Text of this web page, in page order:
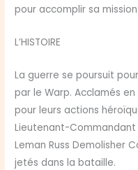
pour accomplir sa
L’HISTOIRE
La guerre se poursuit
par le Warp. Acclamés
pour leurs actions
Lieutenant-Commandant
Leman Russ Demolisher
jetés dans la bataille.